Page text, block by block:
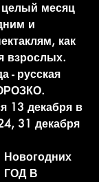
месяц
и
как
взрослых.
- русская
13 декабря в
31 декабря
Новогодних
ГОД В